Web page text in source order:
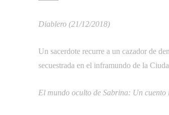
Diablero (21/12/2018)
Un sacerdote recurre a un cazador de
secuestrada en el inframundo de la
El mundo oculto de Sabrina: Un